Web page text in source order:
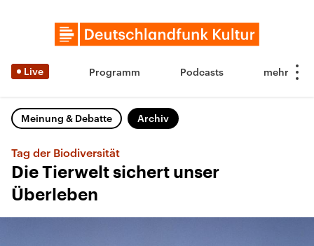
Live Programm Podcasts
Meinung & Debatte Archiv
Tag der Biodiversität
Die Tierwelt sichert unser
Überleben